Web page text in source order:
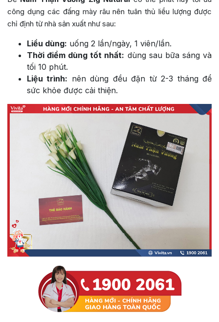
công dụng các đấng mày râu nên tuân thủ liều lượng được
chỉ định từ nhà sản xuất như sau:
Liều dùng: uống 2 lần/ngày, 1 viên/lần.
Thời điểm dùng tốt nhất: dùng sau bữa sáng và
tối 10 phút.
Liệu trình: nên dùng đều đặn từ 2-3 tháng để
sức khỏe được cải thiện.